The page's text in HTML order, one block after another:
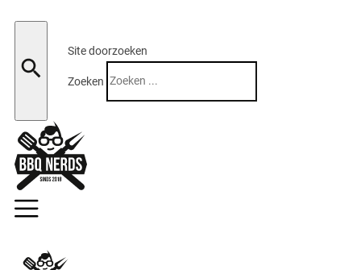
Site doorzoeken
Zoeken